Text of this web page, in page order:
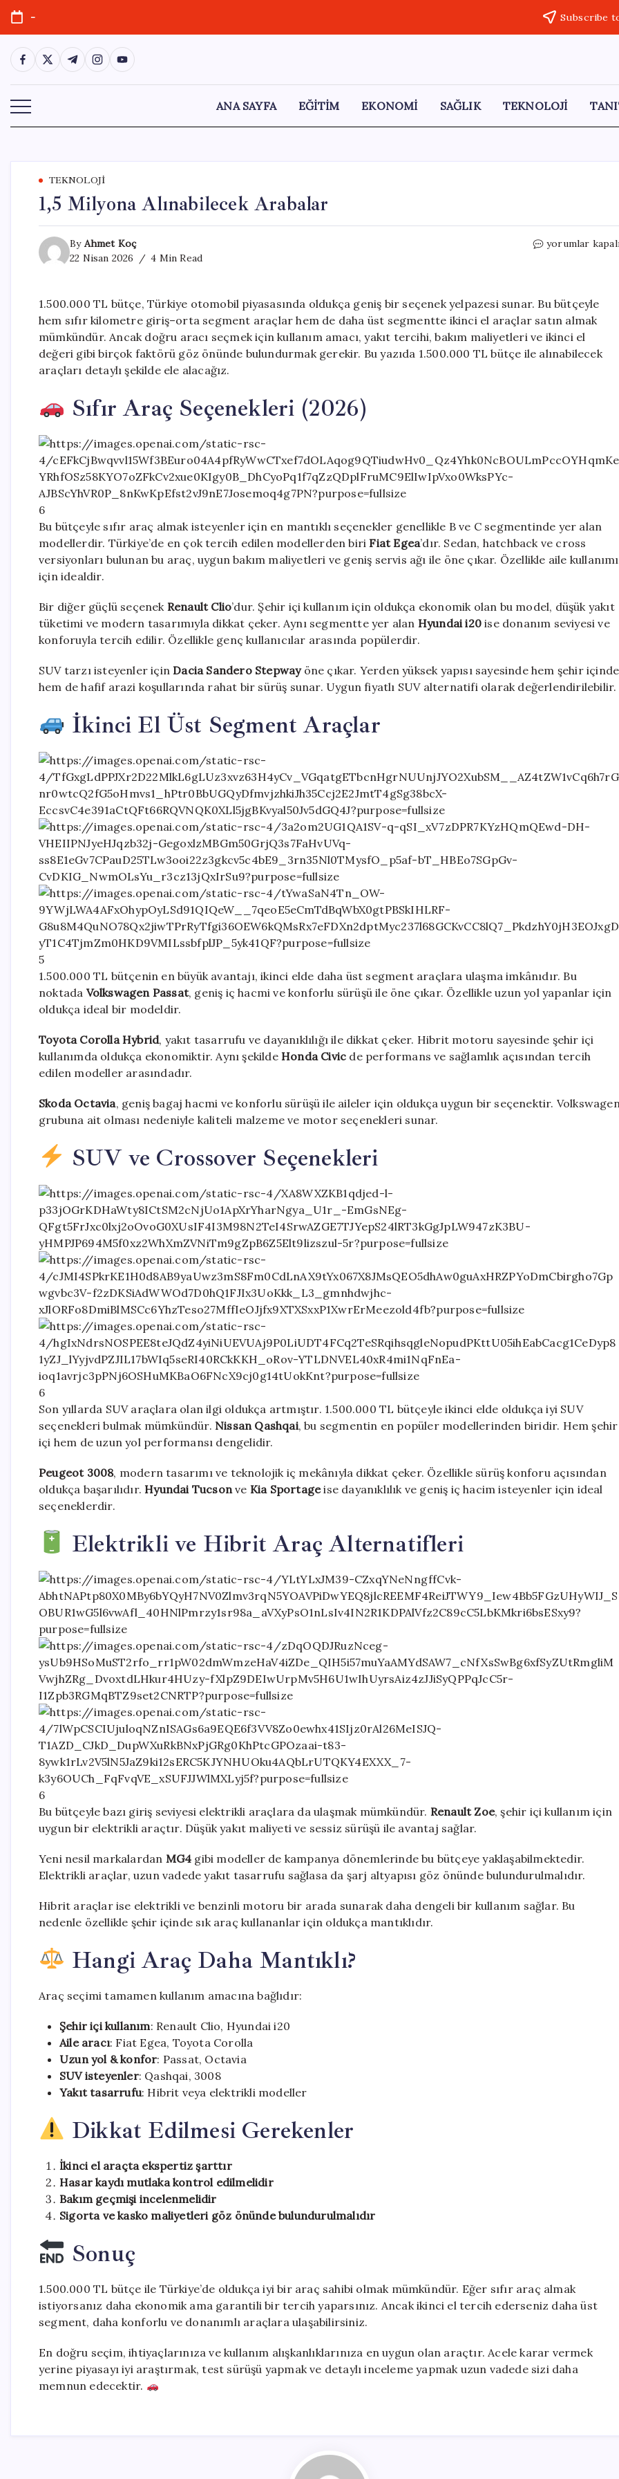
Skip
content
- Subscribe
https://www.facebook.com/
https://twitter.com/
https://t.me/
https://www.instagram.com/
https://youtube.com/
ANA SAYFA EĞİTİM EKONOMİ SAĞLIK TEKNOLOJİ
TEKNOLOJI
1,5 Milyona Alınabilecek Arabalar
By Ahmet Koç
22 Nisan 2026
4 Min Read
1,5
için
yorumlar
1.500.000 TL bütçe, Türkiye otomobil piyasasında oldukça geniş bir seçenek yelpazesi sunar. Bu bütçeyle
hem sıfır kilometre giriş–orta segment araçlar hem de daha üst segmentte ikinci el araçlar satın almak
mümkündür. Ancak doğru aracı seçmek için kullanım amacı, yakıt tercihi, bakım maliyetleri ve ikinci el
değeri gibi birçok faktörü göz önünde bulundurmak gerekir. Bu yazıda 1.500.000 TL bütçe ile alınabilecek
araçları detaylı şekilde ele alacağız.
Sıfır Araç Seçenekleri (2026)
6
Bu bütçeyle sıfır araç almak isteyenler için en mantıklı seçenekler genellikle B ve C segmentinde yer alan
modellerdir. Türkiye’de en çok tercih edilen modellerden biriFiat Egea’dır. Sedan, hatchback ve cross
versiyonları bulunan bu araç, uygun bakım maliyetleri ve geniş servis ağı ile öne çıkar. Özellikle aile kullanımı
için idealdir.
Bir diğer güçlü seçenek Renault Clio’dur. Şehir içi kullanım için oldukça ekonomik olan bu model, düşük yakıt
tüketimi ve modern tasarımıyla dikkat çeker. Aynı segmentte yer alan Hyundai i20 ise donanım seviyesi ve
konforuyla tercih edilir. Özellikle genç kullanıcılar arasında popülerdir.
SUV tarzı isteyenler içinDacia Sandero Stepwayöne çıkar. Yerden yüksek yapısı sayesinde hem şehir içinde
hem de hafif arazi koşullarında rahat bir sürüş sunar. Uygun fiyatlı SUV alternatifi olarak değerlendirilebilir.
İkinci El Üst Segment Araçlar
5
1.500.000 TL bütçenin en büyük avantajı, ikinci elde daha üst segment araçlara ulaşma imkânıdır. Bu
noktada Volkswagen Passat, geniş iç hacmi ve konforlu sürüşü ile öne çıkar. Özellikle uzun yol yapanlar için
oldukça ideal bir modeldir.
Toyota Corolla Hybrid, yakıt tasarrufu ve dayanıklılığı ile dikkat çeker. Hibrit motoru sayesinde şehir içi
kullanımda oldukça ekonomiktir. Aynı şekilde Honda Civic de performans ve sağlamlık açısından tercih
edilen modeller arasındadır.
Skoda Octavia, geniş bagaj hacmi ve konforlu sürüşü ile aileler için oldukça uygun bir seçenektir.
grubuna ait olması nedeniyle kaliteli malzeme ve motor seçenekleri sunar.
SUV ve Crossover Seçenekleri
6
Son yıllarda SUV araçlara olan ilgi oldukça artmıştır. 1.500.000 TL bütçeyle ikinci elde oldukça iyi SUV
seçenekleri bulmak mümkündür. Nissan Qashqai, bu segmentin en popüler modellerinden biridir. Hem şehir
içi hem de uzun yol performansı dengelidir.
Peugeot 3008, modern tasarımı ve teknolojik iç mekânıyla dikkat çeker. Özellikle sürüş konforu açısından
oldukça başarılıdır.Hyundai Tucsonve Kia Sportageise dayanıklılık ve geniş iç hacim isteyenler için ideal
seçeneklerdir.
Elektrikli ve Hibrit Araç Alternatifleri
6
Bu bütçeyle bazı giriş seviyesi elektrikli araçlara da ulaşmak mümkündür. Renault Zoe, şehir içi kullanım için
uygun bir elektrikli araçtır. Düşük yakıt maliyeti ve sessiz sürüşü ile avantaj sağlar.
Yeni nesil markalardan MG4 gibi modeller de kampanya dönemlerinde bu bütçeye yaklaşabilmektedir.
Elektrikli araçlar, uzun vadede yakıt tasarrufu sağlasa da şarj altyapısı göz önünde bulundurulmalıdır.
Hibrit araçlar ise elektrikli ve benzinli motoru bir arada sunarak daha dengeli bir kullanım sağlar. Bu
nedenle özellikle şehir içinde sık araç kullananlar için oldukça mantıklıdır.
Hangi Araç Daha Mantıklı?
Araç seçimi tamamen kullanım amacına bağlıdır:
Şehir içi kullanım: Renault Clio, Hyundai i20
Aile aracı: Fiat Egea, Toyota Corolla
Uzun yol & konfor: Passat, Octavia
SUV isteyenler: Qashqai, 3008
Yakıt tasarrufu: Hibrit veya elektrikli modeller
Dikkat Edilmesi Gerekenler
İkinci el araçta ekspertiz şarttır
Hasar kaydı mutlaka kontrol edilmelidir
Bakım geçmişi incelenmelidir
Sigorta ve kasko maliyetleri göz önünde bulundurulmalıdır
Sonuç
1.500.000 TL bütçe ile Türkiye’de oldukça iyi bir araç sahibi olmak mümkündür. Eğer sıfır araç almak
istiyorsanız daha ekonomik ama garantili bir tercih yaparsınız. Ancak ikinci el tercih ederseniz daha üst
segment, daha konforlu ve donanımlı araçlara ulaşabilirsiniz.
En doğru seçim, ihtiyaçlarınıza ve kullanım alışkanlıklarınıza en uygun olan araçtır. Acele karar vermek
yerine piyasayı iyi araştırmak, test sürüşü yapmak ve detaylı inceleme yapmak uzun vadede sizi daha
memnun edecektir.